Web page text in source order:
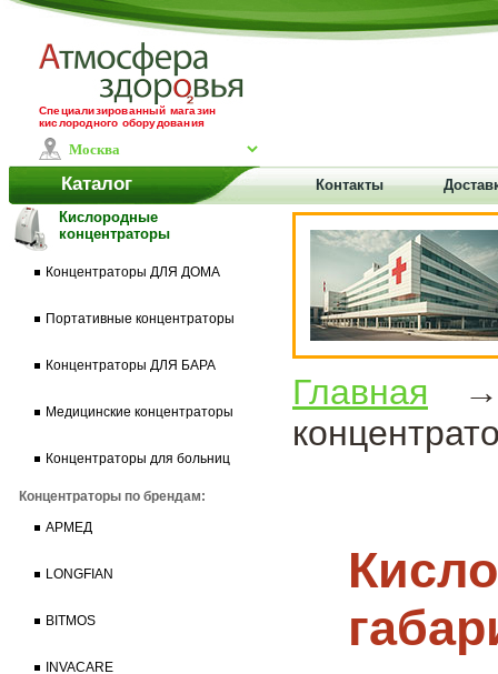
Специализированный магазин
кислородного оборудования
Каталог Контакты
Кислородные
концентраторы
Концентраторы ДЛЯ ДОМА
Портативные концентраторы
Концентраторы ДЛЯ БАРА
Медицинские концентраторы
Концентраторы для больниц
Концентраторы по брендам:
АРМЕД
LONGFIAN
BITMOS
INVACARE
Главная